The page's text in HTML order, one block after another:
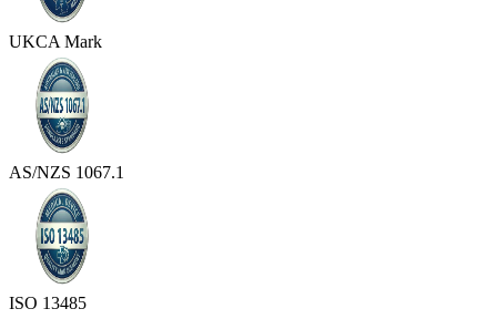
UKCA Mark
AS/NZS 1067.1
ISO 13485